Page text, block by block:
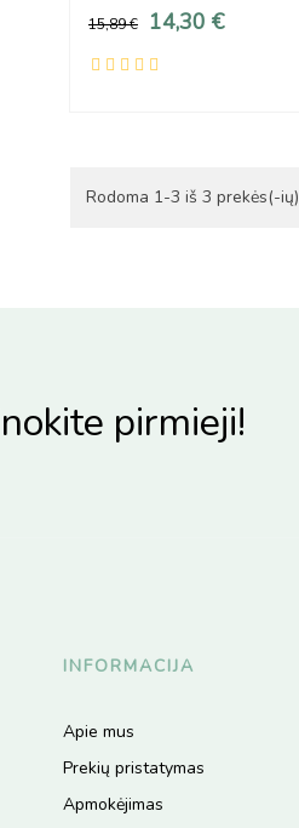
15,89 € 14,30 €
Rodoma 1-3 iš 3 prekės(-ių)
pirmieji!
INFORMACIJA
Apie mus
Prekių pristatymas
Apmokėjimas